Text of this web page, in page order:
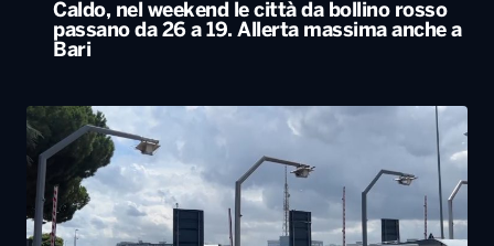
Caldo, nel weekend le città da bollino rosso
passano da 26 a 19. Allerta massima anche a
Bari